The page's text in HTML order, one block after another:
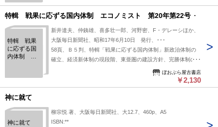
特輯 戦果に応ずる国内体制 エコノミスト 第20年第22号
特輯 戦果
に応ずる国
内体制 エ
第22号
新井達夫、仲銕雄、喜多壮一郎、河野密、F・デレーシほか、
大阪毎日新聞社、昭和17年6月10日 発行、･･･
58頁、Ｂ５判、特輯「戦果に応ずる国内体制」新政治体制の
確立、経済新体制の現段階、東亜圏の建設方針、完勝体制の動
向、「翼賛政治会の性格」河野密、「翼賛議会の収穫」新井達
夫、「旧法幣の没落」仲銕雄、「商業報国運動の新展開」喜多
壮一郎、「アジヤの反発 上巻 」F・デレーシ
ぼおぶら屋古書店
￥2,130
神に就て
神に就て
柳宗悦 著、大阪毎日新聞社、大12.7、460p、A5
ISBN:**